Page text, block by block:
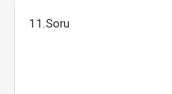
11.Soru